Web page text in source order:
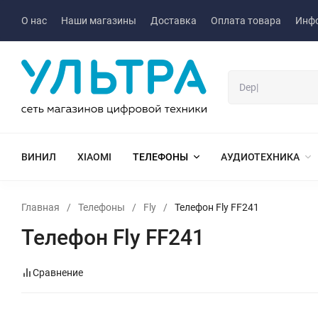
О нас Наши магазины Доставка Оплата товара
ВИНИЛ XIAOMI ТЕЛЕФОНЫ АУДИОТЕХНИКА
Главная / Телефоны / Fly / Телефон Fly FF241
Телефон Fly FF241
Сравнение